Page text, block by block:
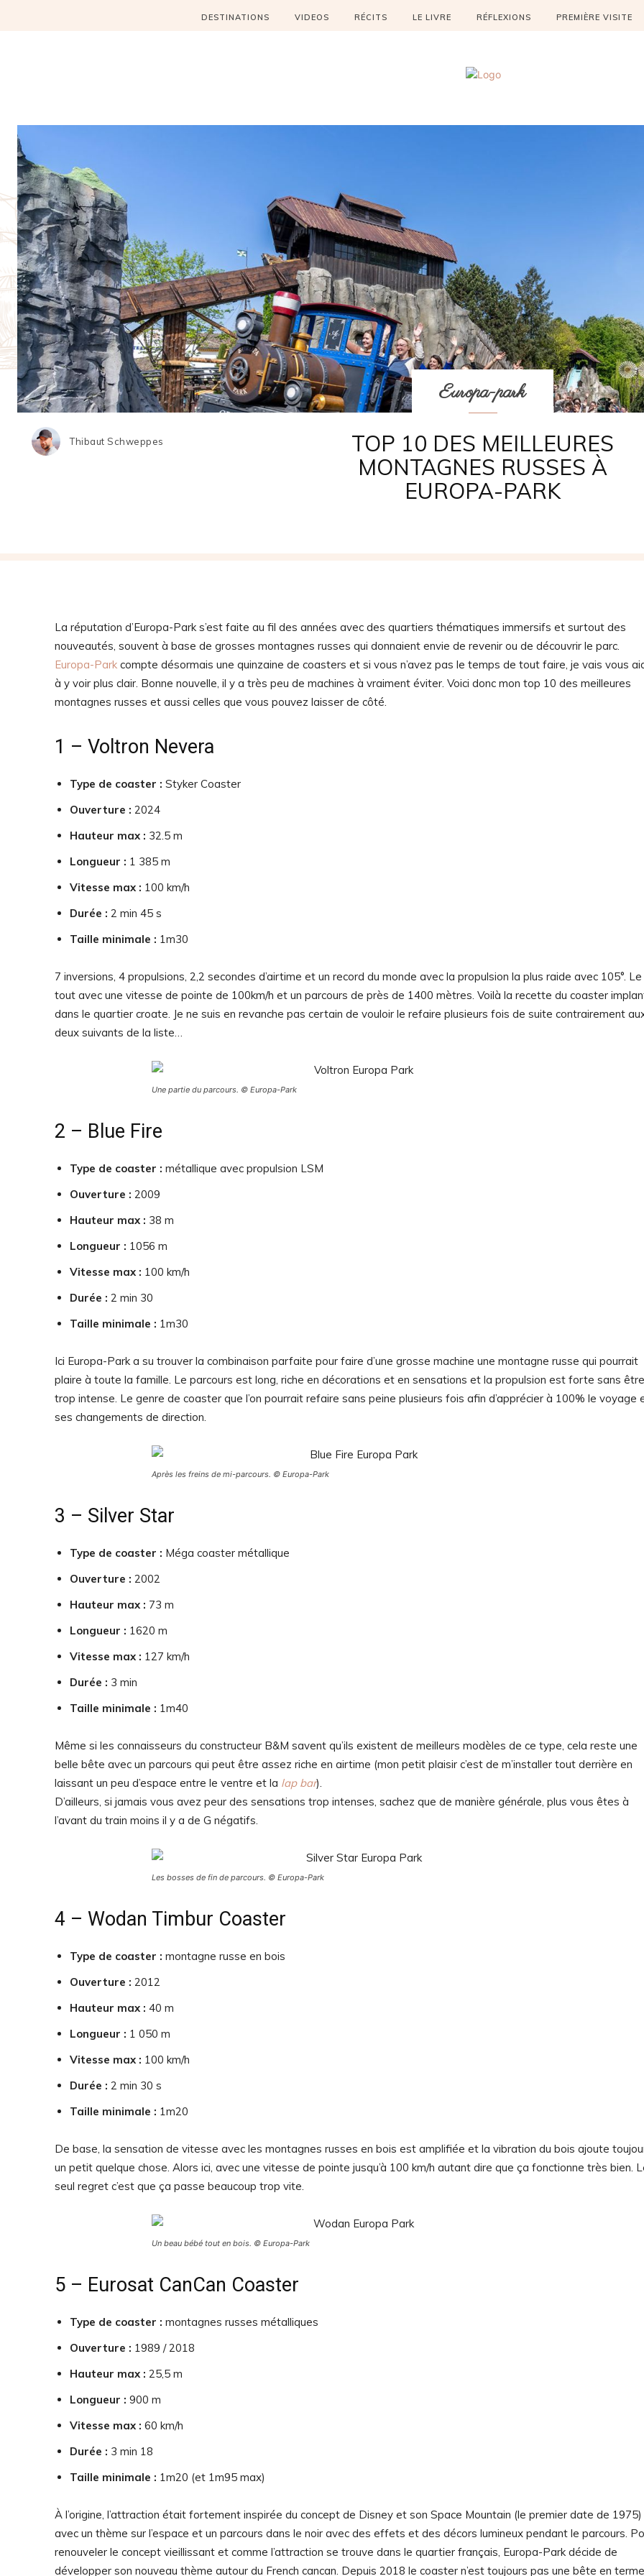
DESTINATIONS VIDEOS RÉCITS LE LIVRE RÉFLEXIONS PREMIÈRE VISITE
Thibaut Schweppes
Europa-park
TOP 10 DES MEILLEURES
MONTAGNES RUSSES À
EUROPA-PARK
La réputation d’Europa-Park s’est faite au fil des années avec des quartiers thématiques immersifs et surtout des
nouveautés, souvent à base de grosses montagnes russes qui donnaient envie de revenir ou de découvrir le parc.
Europa-Park compte désormais une quinzaine de coasters et si vous n’avez pas le temps de tout faire, je vais vous
à y voir plus clair. Bonne nouvelle, il y a très peu de machines à vraiment éviter. Voici donc mon top 10 des meilleures
montagnes russes et aussi celles que vous pouvez laisser de côté.
1 – Voltron Nevera
Type de coaster : Styker Coaster
Ouverture : 2024
Hauteur max : 32.5 m
Longueur : 1 385 m
Vitesse max : 100 km/h
Durée : 2 min 45 s
Taille minimale : 1m30
7 inversions, 4 propulsions, 2,2 secondes d’airtime et un record du monde avec la propulsion la plus raide avec 105°. Le
tout avec une vitesse de pointe de 100km/h et un parcours de près de 1400 mètres. Voilà la recette du coaster
dans le quartier croate. Je ne suis en revanche pas certain de vouloir le refaire plusieurs fois de suite contrairement
deux suivants de la liste…
Une partie du parcours. © Europa-Park
2 – Blue Fire
Type de coaster : métallique avec propulsion LSM
Ouverture : 2009
Hauteur max : 38 m
Longueur : 1056 m
Vitesse max : 100 km/h
Durée : 2 min 30
Taille minimale : 1m30
Ici Europa-Park a su trouver la combinaison parfaite pour faire d’une grosse machine une montagne russe qui pourrait
plaire à toute la famille. Le parcours est long, riche en décorations et en sensations et la propulsion est forte sans être
trop intense. Le genre de coaster que l’on pourrait refaire sans peine plusieurs fois afin d’apprécier à 100% le voyage
ses changements de direction.
Après les freins de mi-parcours. © Europa-Park
3 – Silver Star
Type de coaster : Méga coaster métallique
Ouverture : 2002
Hauteur max : 73 m
Longueur : 1620 m
Vitesse max : 127 km/h
Durée : 3 min
Taille minimale : 1m40
Même si les connaisseurs du constructeur B&M savent qu’ils existent de meilleurs modèles de ce type, cela reste une
belle bête avec un parcours qui peut être assez riche en airtime (mon petit plaisir c’est de m’installer tout derrière en
laissant un peu d’espace entre le ventre et la lap bar).
D’ailleurs, si jamais vous avez peur des sensations trop intenses, sachez que de manière générale, plus vous êtes à
l’avant du train moins il y a de G négatifs.
Les bosses de fin de parcours. © Europa-Park
4 – Wodan Timbur Coaster
Type de coaster : montagne russe en bois
Ouverture : 2012
Hauteur max : 40 m
Longueur : 1 050 m
Vitesse max : 100 km/h
Durée : 2 min 30 s
Taille minimale : 1m20
De base, la sensation de vitesse avec les montagnes russes en bois est amplifiée et la vibration du bois ajoute
un petit quelque chose. Alors ici, avec une vitesse de pointe jusqu’à 100 km/h autant dire que ça fonctionne très bien.
seul regret c’est que ça passe beaucoup trop vite.
Un beau bébé tout en bois. © Europa-Park
5 – Eurosat CanCan Coaster
Type de coaster : montagnes russes métalliques
Ouverture : 1989 / 2018
Hauteur max : 25,5 m
Longueur : 900 m
Vitesse max : 60 km/h
Durée : 3 min 18
Taille minimale : 1m20 (et 1m95 max)
À l’origine, l’attraction était fortement inspirée du concept de Disney et son Space Mountain (le premier date de 1975)
avec un thème sur l’espace et un parcours dans le noir avec des effets et des décors lumineux pendant le parcours.
renouveler le concept vieillissant et comme l’attraction se trouve dans le quartier français, Europa-Park décide de
développer son nouveau thème autour du French cancan. Depuis 2018 le coaster n’est toujours pas une bête en